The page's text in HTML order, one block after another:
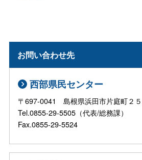
お問い合わせ先
西部県民センター
〒697-0041 島根県浜田市片庭町２
Tel.0855-29-5505（代表/総務課）
Fax.0855-29-5524